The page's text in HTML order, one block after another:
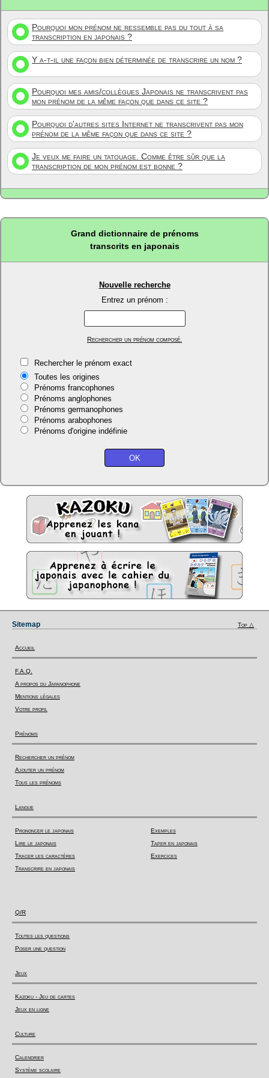
Pourquoi mon prénom ne ressemble pas du tout à sa
transcription en japonais ?
Y a-t-il une façon bien déterminée de transcrire un nom ?
Pourquoi mes amis/collègues Japonais ne transcrivent pas
mon prénom de la même façon que dans ce site ?
Pourquoi d'autres sites Internet ne transcrivent pas mon
prénom de la même façon que dans ce site ?
Je veux me faire un tatouage. Comme être sûr que la
transcription de mon prénom est bonne ?
Grand dictionnaire de prénoms
transcrits en japonais
Nouvelle recherche
Entrez un prénom :
Rechercher un prénom composé.
Rechercher le prénom exact
Toutes les origines
Prénoms francophones
Prénoms anglophones
Prénoms germanophones
Prénoms arabophones
Prénoms d'origine indéfinie
Sitemap Top △
Accueil
F.A.Q.
A propos du Japanophone
Mentions légales
Votre profil
Prénoms
Rechercher un prénom
Ajouter un prénom
Tous les prénoms
Langue
Prononcer le japonais
Lire le japonais
Tracer les caractères
Transcrire en japonais
Exemples
Taper en japonais
Exercices
Q/R
Toutes les questions
Poser une question
Jeux
Kazoku - Jeu de cartes
Jeux en ligne
Culture
Calendrier
Système scolaire